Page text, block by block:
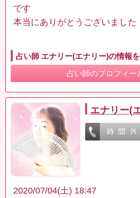
です
本当にありがとうございました
占い師 エナリー(エナリー)の情報
占い師のプロフィー
エナリー(
2020/07/04(土) 18:47